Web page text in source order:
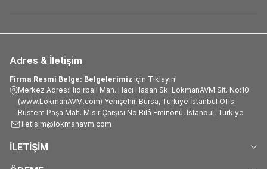
Adres & İletişim
Firma Resmi Belge: Belgelerimiz için Tıklayın!
Merkez Adres:Hıdırbali Mah. Hacı Hasan Sk. LokmanAVM Sit. No:10
(www.LokmanAVM.com) Yenişehir, Bursa, Türkiye İstanbul Ofis:
Rüstem Paşa Mah. Mısır Çarşısı No:Bilâ Eminönü, İstanbul, Türkiye
iletisim@lokmanavm.com
İLETİŞİM